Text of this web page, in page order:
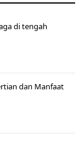
di tengah
dan Manfaat